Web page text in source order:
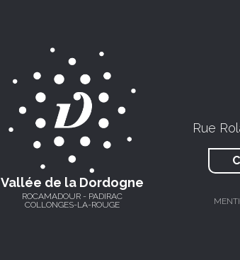
Vallée de la Dordogne
ROCAMADOUR - PADIRAC
COLLONGES-LA-ROUGE
Rue